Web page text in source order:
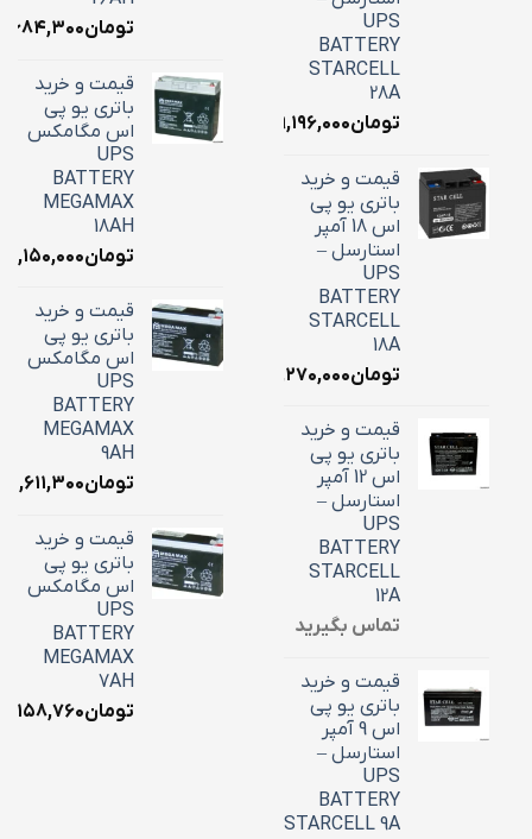
UPS
BATTERY
STARCELL
28A
تومان۹,۱۹۶,۰۰۰
قیمت و خرید
باتری یو پی
اس 18 آمپر
استارسل –
UPS
BATTERY
STARCELL
18A
تومان۶,۲۷۰,۰۰۰
قیمت و خرید
باتری یو پی
اس 12 آمپر
استارسل –
UPS
BATTERY
STARCELL
12A
تماس بگیرید
قیمت و خرید
باتری یو پی
اس 9 آمپر
استارسل –
UPS
BATTERY
STARCELL 9A
تومان
قیمت و خرید
باتری یو پی
اس مگامکس
UPS
BATTERY
MEGAMAX
18AH
تومان۷,۱۵۰,۰۰۰
قیمت و خرید
باتری یو پی
اس مگامکس
UPS
BATTERY
MEGAMAX
9AH
تومان۳,۶۱۱,۳۰۰
قیمت و خرید
باتری یو پی
اس مگامکس
UPS
BATTERY
MEGAMAX
7AH
تومان